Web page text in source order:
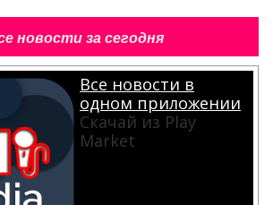
новости за сегодня
Все новости в
одном приложении
Скачай из Play
Market